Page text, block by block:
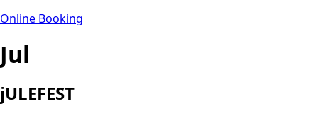
Online Booking
Jul
jULEFEST